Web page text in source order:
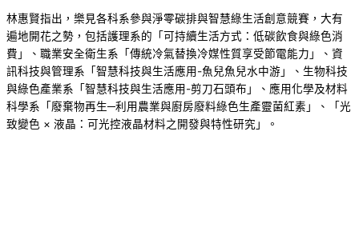
林惠賢指出，樂見各科系參與淨零碳排與智慧綠生活創意競賽，大有
遍地開花之勢，包括護理系的「可持續生活方式：低碳飲食與綠色消
費」、職業安全衛生系「傳統冷氣替換冷媒性質享受節電能力」、資
訊科技與管理系「智慧科技與生活應用-魚兒魚兒水中游」、生物科技
與綠色產業系「智慧科技與生活應用-剪刀石頭布」、應用化學及材料
科學系「廢棄物再生─利用農業與廚房廢料綠色生產靈菌紅素」、「光
致變色 × 液晶：可光控液晶材料之開發與特性研究」。